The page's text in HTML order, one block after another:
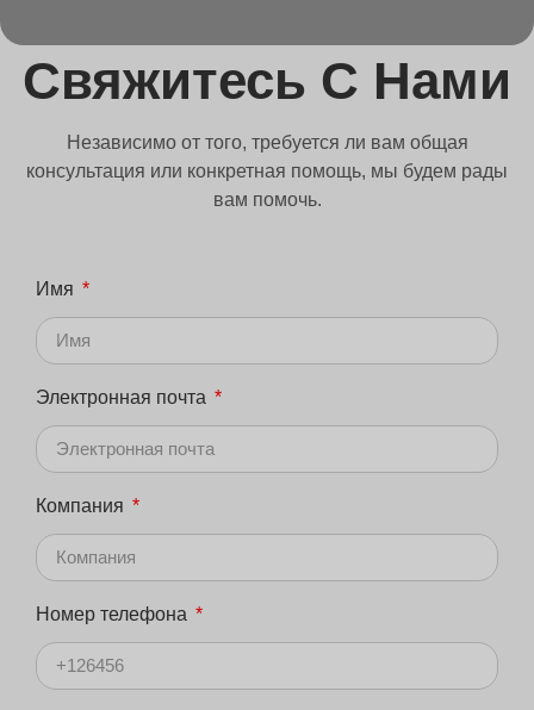
Свяжитесь С Нами
Независимо от того, требуется ли вам общая
консультация или конкретная помощь, мы будем рады
вам помочь.
Имя
Электронная почта
Компания
Номер телефона